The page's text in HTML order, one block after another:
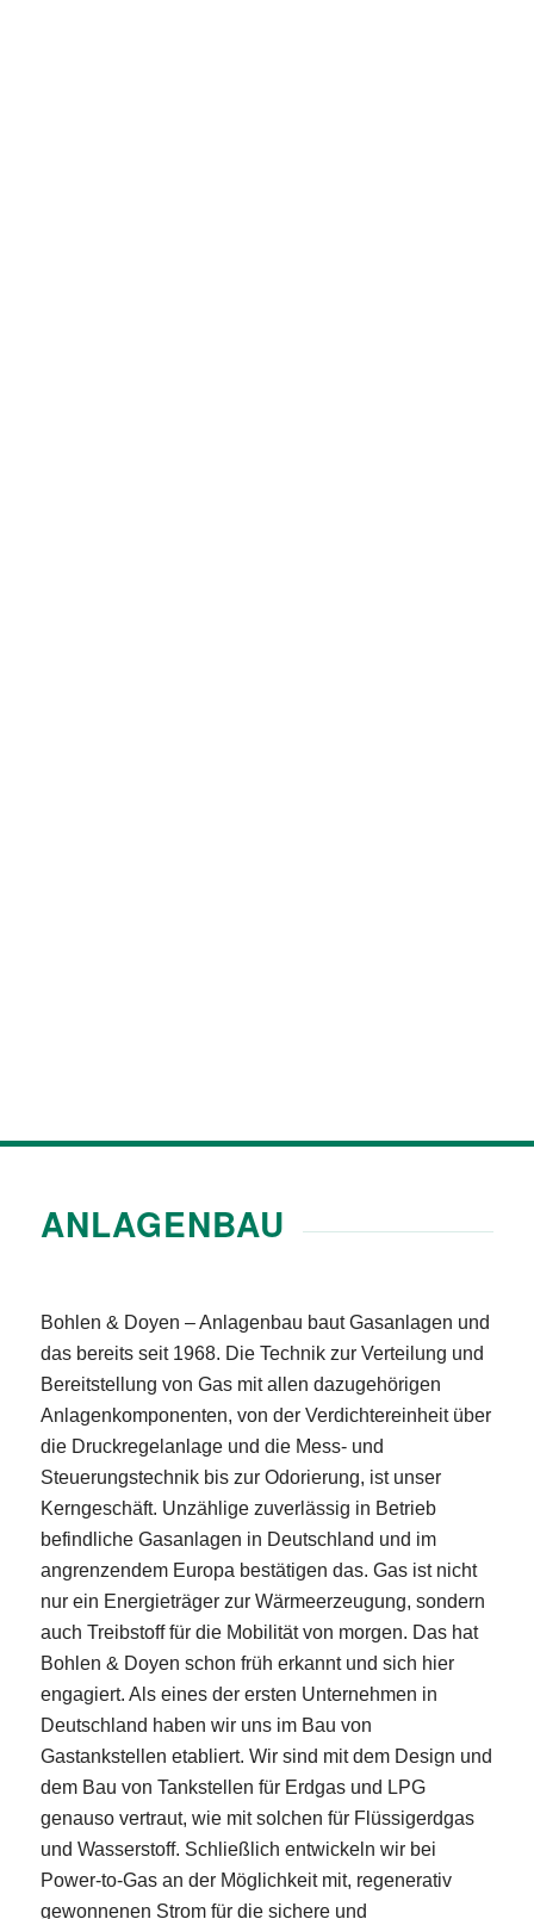
ANLAGENBAU
Bohlen & Doyen – Anlagenbau baut Gasanlagen und
das bereits seit 1968. Die Technik zur Verteilung und
Bereitstellung von Gas mit allen dazugehörigen
Anlagenkomponenten, von der Verdichtereinheit über
die Druckregelanlage und die Mess- und
Steuerungstechnik bis zur Odorierung, ist unser
Kerngeschäft. Unzählige zuverlässig in Betrieb
befindliche Gasanlagen in Deutschland und im
angrenzendem Europa bestätigen das. Gas ist nicht
nur ein Energieträger zur Wärmeerzeugung, sondern
auch Treibstoff für die Mobilität von morgen. Das hat
Bohlen & Doyen schon früh erkannt und sich hier
engagiert. Als eines der ersten Unternehmen in
Deutschland haben wir uns im Bau von
Gastankstellen etabliert. Wir sind mit dem Design und
dem Bau von Tankstellen für Erdgas und LPG
genauso vertraut, wie mit solchen für Flüssigerdgas
und Wasserstoff. Schließlich entwickeln wir bei
Power-to-Gas an der Möglichkeit mit, regenerativ
gewonnenen Strom für die sichere und